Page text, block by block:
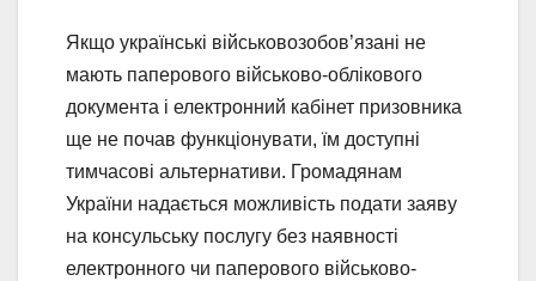
Якщо українські військовозобов’язані не
мають паперового військово-облікового
документа і електронний кабінет призовника
ще не почав функціонувати, їм доступні
тимчасові альтернативи. Громадянам
України надається можливість подати заяву
на консульську послугу без наявності
електронного чи паперового військово-